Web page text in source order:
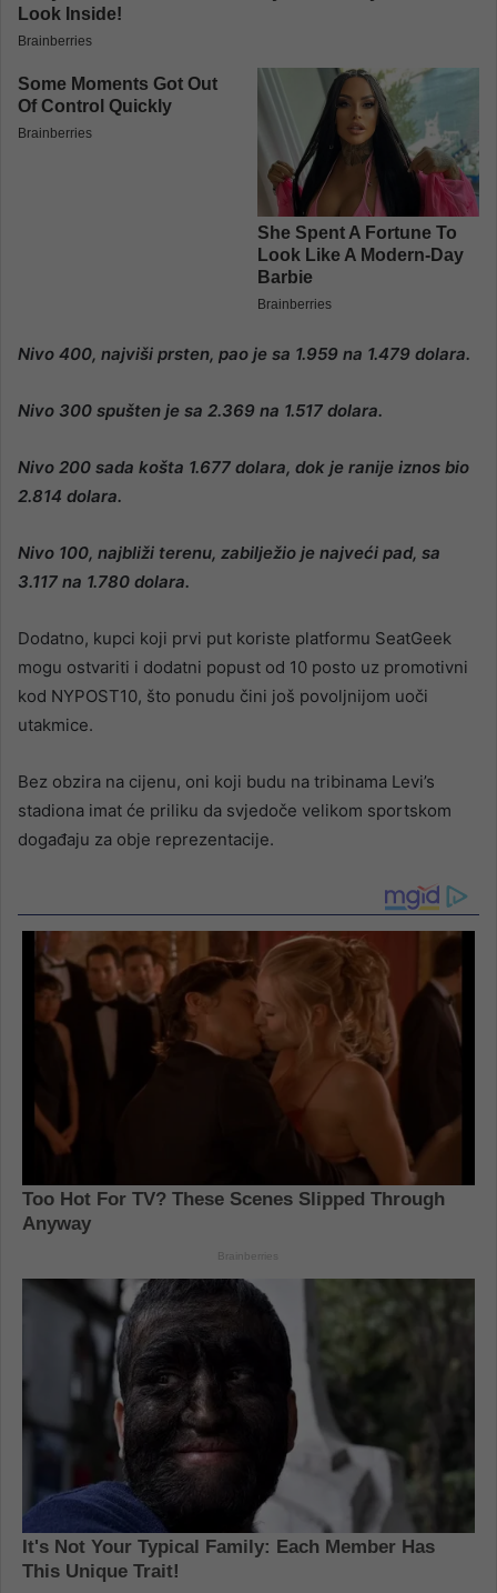
Nivo 400, najviši prsten, pao je sa 1.959 na 1.479 dolara.
Nivo 300 spušten je sa 2.369 na 1.517 dolara.
Nivo 200 sada košta 1.677 dolara, dok je ranije iznos bio
2.814 dolara.
Nivo 100, najbliži terenu, zabilježio je najveći pad, sa
3.117 na 1.780 dolara.
Dodatno, kupci koji prvi put koriste platformu SeatGeek
mogu ostvariti i dodatni popust od 10 posto uz promotivni
kod NYPOST10, što ponudu čini još povoljnijom uoči
utakmice.
Bez obzira na cijenu, oni koji budu na tribinama Levi’s
stadiona imat će priliku da svjedoče velikom sportskom
događaju za obje reprezentacije.